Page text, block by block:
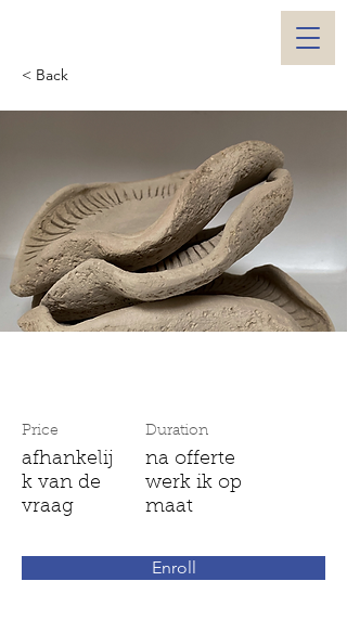
< Back
Price
afhankelij
k van de
vraag
Duration
na offerte
werk ik op
maat
Enroll